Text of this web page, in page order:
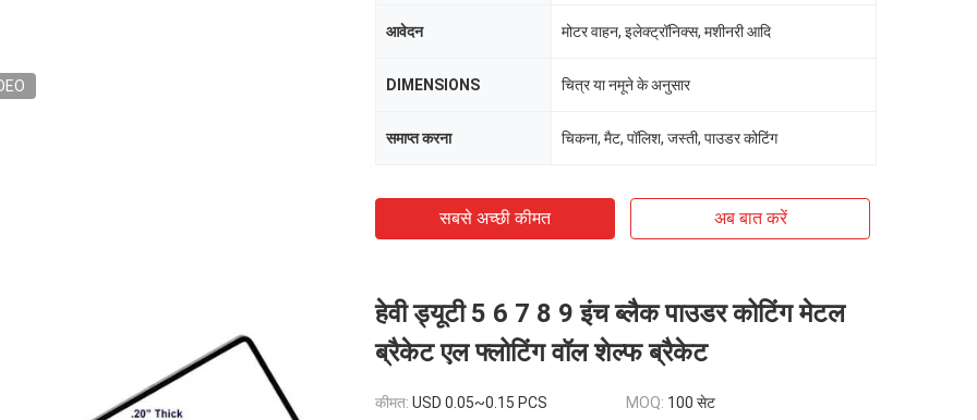
आवेदन मोटर वाहन, इलेक्ट्रॉनिक्स, मशीनरी आदि
DIMENSIONS चित्र या नमूने के अनुसार
समाप्त करना चिकना, मैट, पॉलिश, जस्ती, पाउडर कोटिंग
सबसे अच्छी कीमत अब बात करें
हेवी ड्यूटी 5 6 7 8 9 इंच ब्लैक पाउडर कोटिंग मेटल
ब्रैकेट एल फ्लोटिंग वॉल शेल्फ ब्रैकेट
कीमत: USD 0.05~0.15 PCS MOQ: 100 सेट